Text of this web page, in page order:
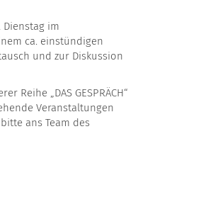
Dienstag im
ca. einstündigen
und zur Diskussion
Reihe „DAS GESPRÄCH“
Veranstaltungen
ans Team des